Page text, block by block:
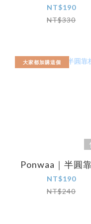
NT$190
NT$330
大家都加購這個
Ponwaa｜半圓
NT$190
NT$240